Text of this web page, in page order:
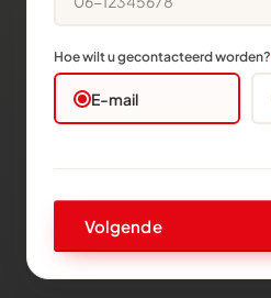
Hoe wilt u gecontacteerd worden?
E-mail
Volgende